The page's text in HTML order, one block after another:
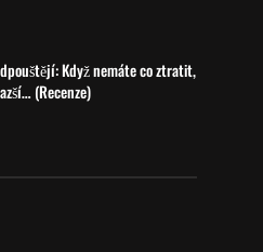
Když nemáte co ztratit,
(Recenze)